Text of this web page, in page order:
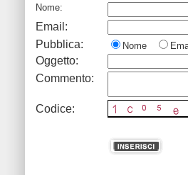
Nome:
Email:
Pubblica:
Nome
Oggetto:
Commento:
Codice: